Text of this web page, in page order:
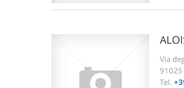
Via
91025
Tel.